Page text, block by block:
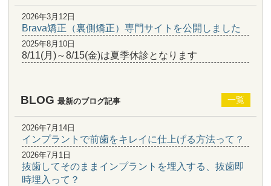
2026年3月12日
Brava矯正（裏側矯正）専門サイトを公開しました
2025年8月10日
8/11(月)～8/15(金)は夏季休診となります
BLOG 最新のブログ記事 一覧
2026年7月14日
インプラントで前歯をキレイに仕上げる方法って？
2026年7月1日
抜歯してそのままインプラントを埋入する、抜歯即
時埋入って？